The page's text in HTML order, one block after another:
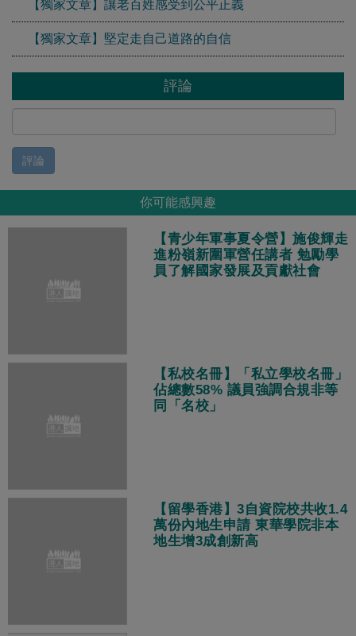
【獨家文章】讓老百姓感受到公平正義
【獨家文章】堅定走自己道路的自信
評論
評論
你可能感興趣
【青少年軍事夏令營】施俊輝走
進粉嶺新圍軍營任講者 勉勵學
員了解國家發展及貢獻社會
【私校名冊】「私立學校名冊」
佔總數58% 議員強調合規非等
同「名校」
【留學香港】3自資院校共收1.4
萬份內地生申請 東華學院非本
地生增3成創新高